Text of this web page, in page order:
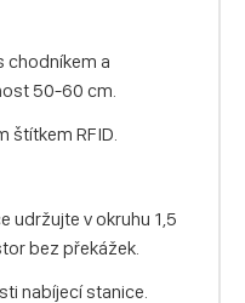
chodníkem a
50-60 cm.
štítkem RFID.
udržujte v okruhu 1,5
bez překážek.
nabíjecí stanice.